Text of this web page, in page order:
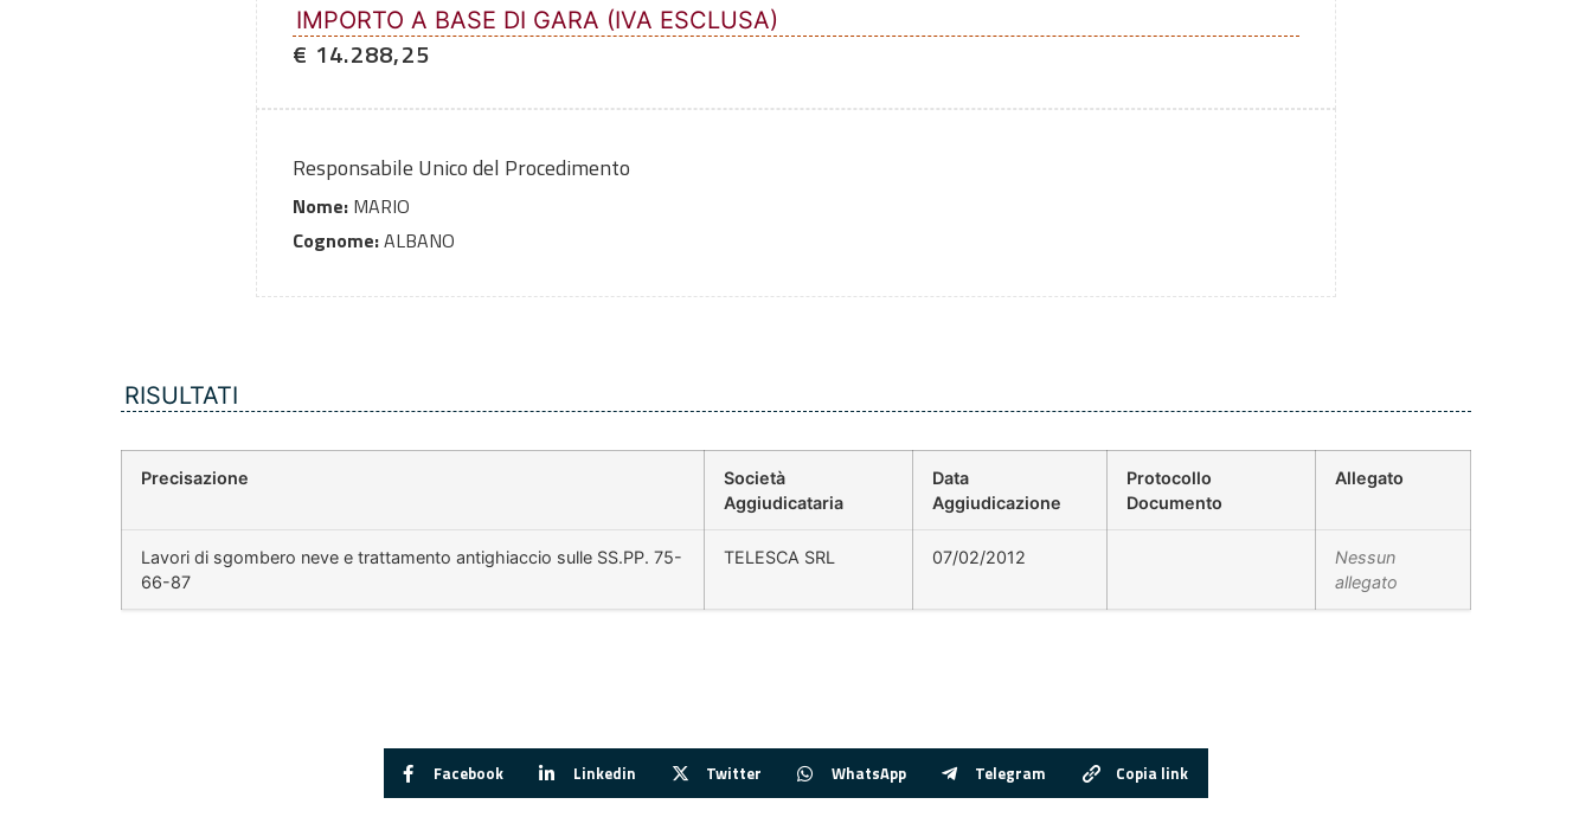
IMPORTO A BASE DI GARA (IVA ESCLUSA)
€ 14.288,25
Responsabile Unico del Procedimento
Nome: MARIO
Cognome:ALBANO
RISULTATI
Precisazione
Società
Aggiudicataria
Data
Aggiudicazione
Protocollo
Documento
Allegato
Lavori di sgombero neve e trattamento antighiaccio sulle SS.PP. 75-
66-87
TELESCA SRL 07/02/2012
Nessun
allegato
Facebook Linkedin Twitter WhatsApp Telegram Copia link